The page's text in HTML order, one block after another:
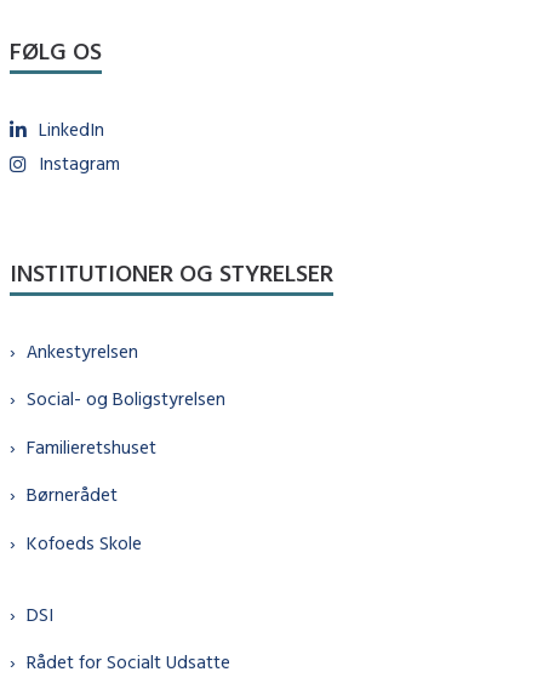
FØLG OS
LinkedIn
Instagram
INSTITUTIONER OG STYRELSER
Ankestyrelsen
Social- og Boligstyrelsen
Familieretshuset
Børnerådet
Kofoeds Skole
DSI
Rådet for Socialt Udsatte